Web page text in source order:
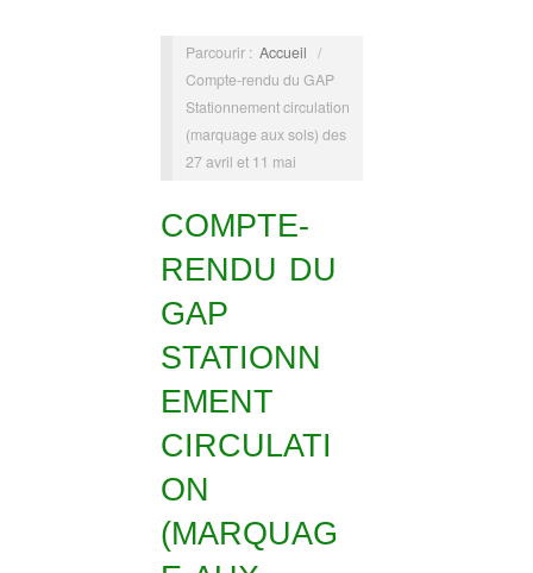
Parcourir : Accueil /
Compte-rendu du GAP
Stationnement circulation
(marquage aux sols) des
27 avril et 11 mai
COMPTE-
RENDU DU
GAP
STATIONN
EMENT
CIRCULATI
ON
(MARQUAG